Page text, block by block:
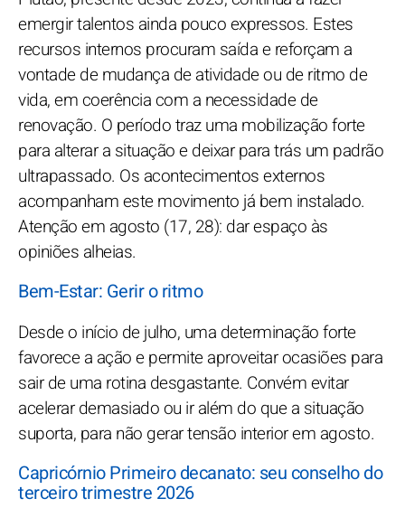
emergir talentos ainda pouco expressos. Estes
recursos internos procuram saída e reforçam a
vontade de mudança de atividade ou de ritmo de
vida, em coerência com a necessidade de
renovação. O período traz uma mobilização forte
para alterar a situação e deixar para trás um padrão
ultrapassado. Os acontecimentos externos
acompanham este movimento já bem instalado.
Atenção em agosto (17, 28): dar espaço às
opiniões alheias.
Bem-Estar: Gerir o ritmo
Desde o início de julho, uma determinação forte
favorece a ação e permite aproveitar ocasiões para
sair de uma rotina desgastante. Convém evitar
acelerar demasiado ou ir além do que a situação
suporta, para não gerar tensão interior em agosto.
Capricórnio Primeiro decanato: seu conselho do
terceiro trimestre 2026